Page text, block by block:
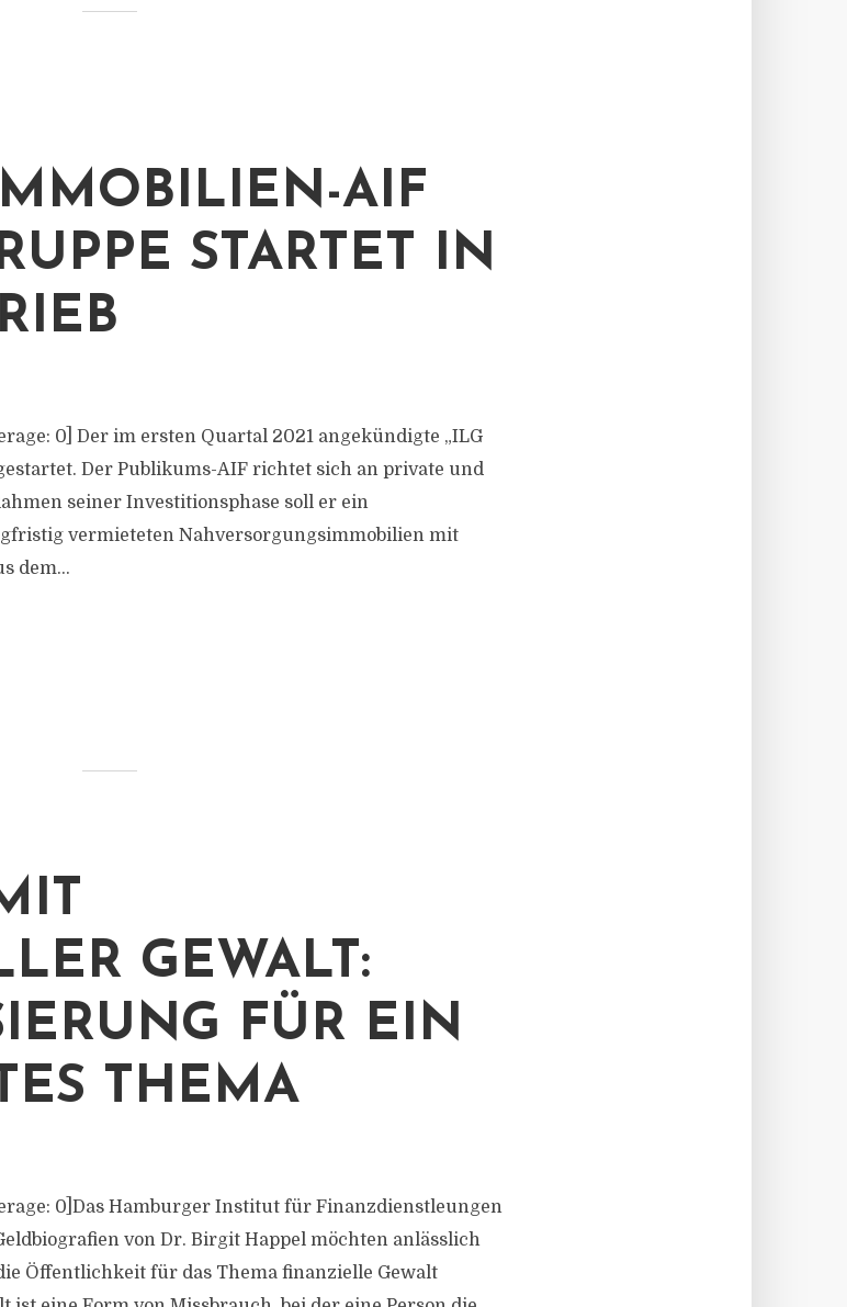
AIF
STARTET IN
0] Der im ersten Quartal 2021 angekündigte „ILG
Der Publikums-AIF richtet sich an private und
seiner Investitionsphase soll er ein
vermieteten Nahversorgungsimmobilien mit
dem...
GEWALT:
FÜR EIN
THEMA
0]Das Hamburger Institut für Finanzdienstleungen
von Dr. Birgit Happel möchten anlässlich
Öffentlichkeit für das Thema finanzielle Gewalt